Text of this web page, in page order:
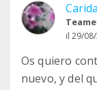
il 29/
Os quiero
nuevo, y del